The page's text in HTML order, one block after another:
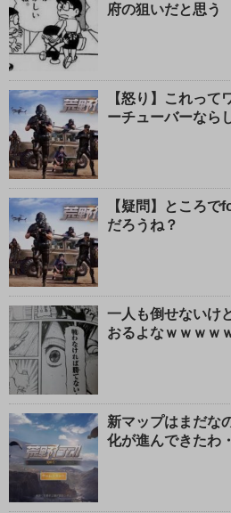
府の狙いだと思う
【怒り】これっ
ーチューバーなら
【疑問】ところ
だろうね？
一人も倒せないけ
おるよなｗｗｗｗ
新マップはまだな
化が進んできたわ